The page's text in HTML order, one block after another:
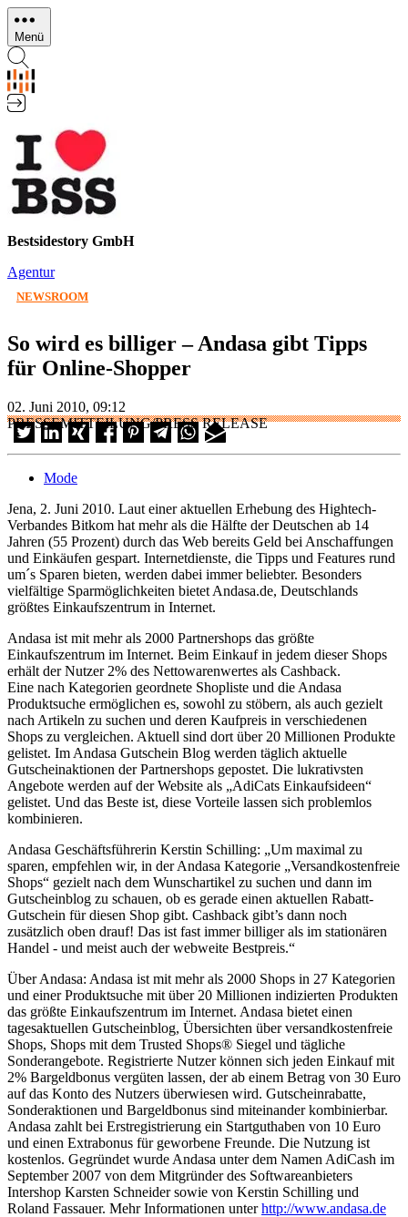
Direkt
zum
Inhalt
Menü
Bestsidestory GmbH
Agentur
NEWSROOM
So wird es billiger – Andasa gibt Tipps
für Online-Shopper
02. Juni 2010, 09:12
PRESSEMITTEILUNG/PRESS RELEASE
Mode
Jena, 2. Juni 2010. Laut einer aktuellen Erhebung des Hightech-
Verbandes Bitkom hat mehr als die Hälfte der Deutschen ab 14
Jahren (55 Prozent) durch das Web bereits Geld bei Anschaffungen
und Einkäufen gespart. Internetdienste, die Tipps und Features rund
um´s Sparen bieten, werden dabei immer beliebter. Besonders
vielfältige Sparmöglichkeiten bietet Andasa.de, Deutschlands
größtes Einkaufszentrum in Internet.
Andasa ist mit mehr als 2000 Partnershops das größte
Einkaufszentrum im Internet. Beim Einkauf in jedem dieser Shops
erhält der Nutzer 2% des Nettowarenwertes als Cashback.
Eine nach Kategorien geordnete Shopliste und die Andasa
Produktsuche ermöglichen es, sowohl zu stöbern, als auch gezielt
nach Artikeln zu suchen und deren Kaufpreis in verschiedenen
Shops zu vergleichen. Aktuell sind dort über 20 Millionen Produkte
gelistet. Im Andasa Gutschein Blog werden täglich aktuelle
Gutscheinaktionen der Partnershops gepostet. Die lukrativsten
Angebote werden auf der Website als „AdiCats Einkaufsideen“
gelistet. Und das Beste ist, diese Vorteile lassen sich problemlos
kombinieren.
Andasa Geschäftsführerin Kerstin Schilling: „Um maximal zu
sparen, empfehlen wir, in der Andasa Kategorie „Versandkostenfreie
Shops“ gezielt nach dem Wunschartikel zu suchen und dann im
Gutscheinblog zu schauen, ob es gerade einen aktuellen Rabatt-
Gutschein für diesen Shop gibt. Cashback gibt’s dann noch
zusätzlich oben drauf! Das ist fast immer billiger als im stationären
Handel - und meist auch der webweite Bestpreis.“
Über Andasa: Andasa ist mit mehr als 2000 Shops in 27 Kategorien
und einer Produktsuche mit über 20 Millionen indizierten Produkten
das größte Einkaufszentrum im Internet. Andasa bietet einen
tagesaktuellen Gutscheinblog, Übersichten über versandkostenfreie
Shops, Shops mit dem Trusted Shops® Siegel und tägliche
Sonderangebote. Registrierte Nutzer können sich jeden Einkauf mit
2% Bargeldbonus vergüten lassen, der ab einem Betrag von 30 Euro
auf das Konto des Nutzers überwiesen wird. Gutscheinrabatte,
Sonderaktionen und Bargeldbonus sind miteinander kombinierbar.
Andasa zahlt bei Erstregistrierung ein Startguthaben von 10 Euro
und einen Extrabonus für geworbene Freunde. Die Nutzung ist
kostenlos. Gegründet wurde Andasa unter dem Namen AdiCash im
September 2007 von dem Mitgründer des Softwareanbieters
Intershop Karsten Schneider sowie von Kerstin Schilling und
Roland Fassauer. Mehr Informationen unterhttp://www.andasa.de